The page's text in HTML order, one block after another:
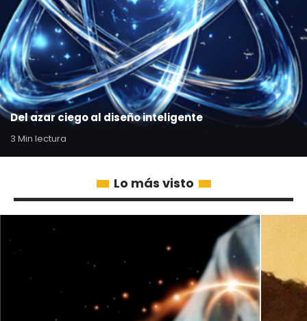
Del azar ciego al diseño inteligente
3 Min lectura
Lo más visto